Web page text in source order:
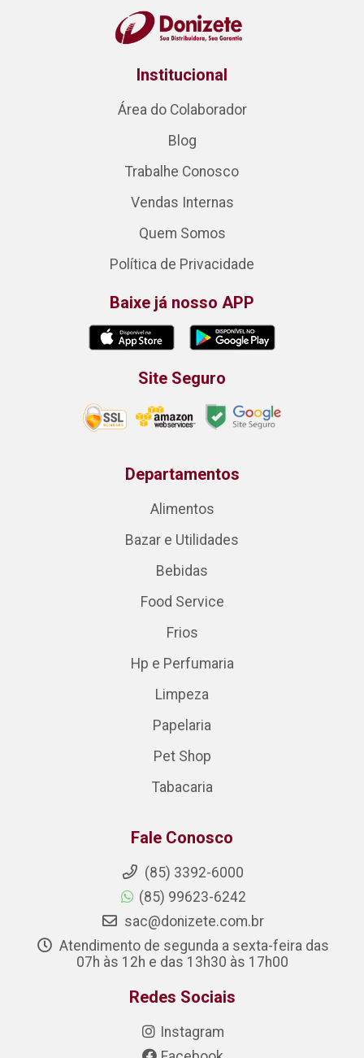
Institucional
Área do Colaborador
Blog
Trabalhe Conosco
Vendas Internas
Quem Somos
Política de Privacidade
Baixe já nosso APP
Site Seguro
Departamentos
Alimentos
Bazar e Utilidades
Bebidas
Food Service
Frios
Hp e Perfumaria
Limpeza
Papelaria
Pet Shop
Tabacaria
Fale Conosco
(85) 3392-6000
(85) 99623-6242
sac@donizete.com.br
Atendimento de segunda a sexta-feira das
07h às 12h e das 13h30 às 17h00
Redes Sociais
Instagram